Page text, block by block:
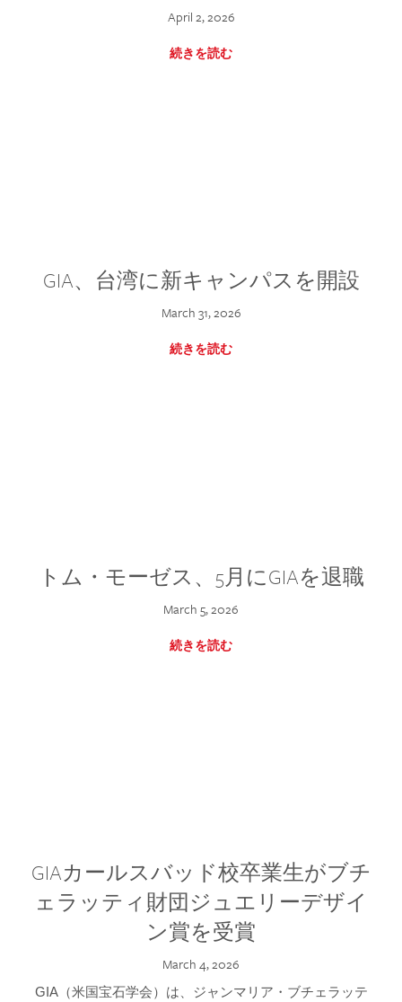
April 2, 2026
続きを読む
GIA、台湾に新キャンパスを開設
March 31, 2026
続きを読む
トム・モーゼス、5月にGIAを退職
March 5, 2026
続きを読む
GIAカールスバッド校卒業生がブチ
ェラッティ財団ジュエリーデザイ
ン賞を受賞
March 4, 2026
GIA（米国宝石学会）は、ジャンマリア・ブチェラッテ